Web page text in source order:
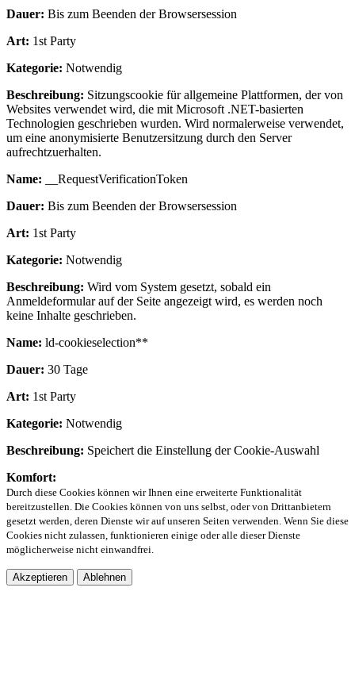
Dauer: Bis zum Beenden der Browsersession
Art: 1st Party
Kategorie: Notwendig
Beschreibung: Sitzungscookie für allgemeine Plattformen, der von
Websites verwendet wird, die mit Microsoft .NET-basierten
Technologien geschrieben wurden. Wird normalerweise verwendet,
um eine anonymisierte Benutzersitzung durch den Server
aufrechtzuerhalten.
Name: __RequestVerificationToken
Dauer: Bis zum Beenden der Browsersession
Art: 1st Party
Kategorie: Notwendig
Beschreibung: Wird vom System gesetzt, sobald ein
Anmeldeformular auf der Seite angezeigt wird, es werden noch
keine Inhalte geschrieben.
Name: ld-cookieselection**
Dauer: 30 Tage
Art: 1st Party
Kategorie: Notwendig
Beschreibung: Speichert die Einstellung der Cookie-Auswahl
Komfort:
Durch diese Cookies können wir Ihnen eine erweiterte Funktionalität
bereitzustellen. Die Cookies können von uns selbst, oder von Drittanbietern
gesetzt werden, deren Dienste wir auf unseren Seiten verwenden. Wenn Sie diese
Cookies nicht zulassen, funktionieren einige oder alle dieser Dienste
möglicherweise nicht einwandfrei.
Akzeptieren Ablehnen